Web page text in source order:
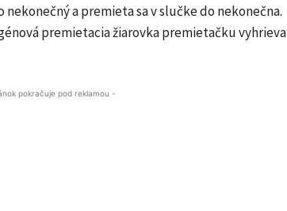
a premieta sa v slučke do nekonečna.
premietacia žiarovka premietačku vyhrieva
pokračuje pod reklamou -